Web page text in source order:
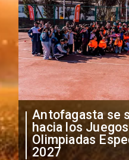
Antofagasta se
hacia los
Olimpiadas
2027